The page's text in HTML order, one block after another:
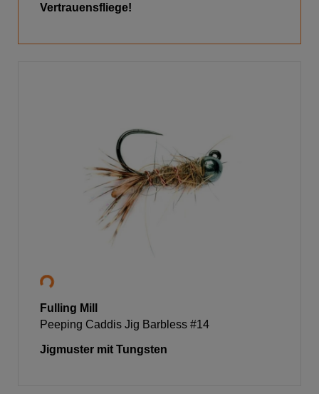
Vertrauensfliege!
Fulling Mill
Peeping Caddis Jig Barbless #14
Jigmuster mit Tungsten